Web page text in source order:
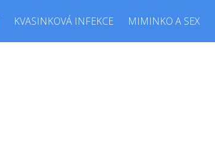
KVASINKOVÁ INFEKCE MIMINKO A SEX